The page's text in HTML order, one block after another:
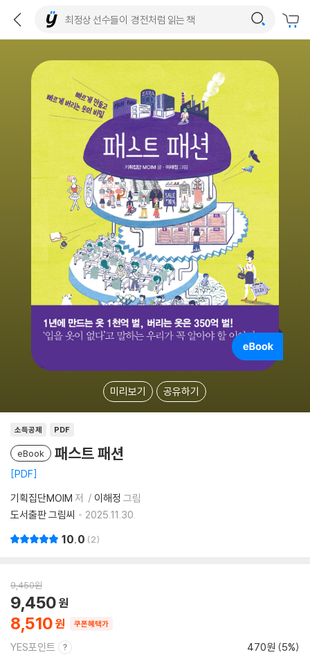
미리보기 공유하기
소득공제 PDF
eBook 패스트 패션
PDF
기획집단MOIM 저 이해정 그림
도서출판 그림씨
2025.11.30.
10.0 2
9,450원
8,510
9,450
쿠폰혜택가
YES포인트 470원 (5%)